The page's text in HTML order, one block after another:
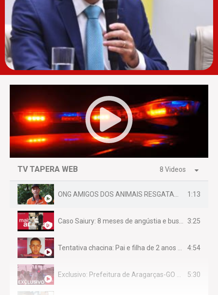
TV TAPERA WEB 8 Videos
1:13
3:25
4:54
5:30